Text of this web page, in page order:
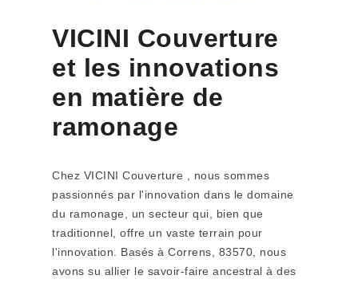
VICINI Couverture
et les innovations
en matière de
ramonage
Chez VICINI Couverture , nous sommes
passionnés par l'innovation dans le domaine
du ramonage, un secteur qui, bien que
traditionnel, offre un vaste terrain pour
l'innovation. Basés à Correns, 83570, nous
avons su allier le savoir-faire ancestral à des